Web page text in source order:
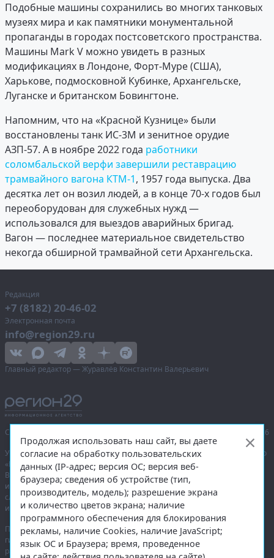
Подобные машины сохранились во многих танковых
музеях мира и как памятники монументальной
пропаганды в городах постсоветского пространства.
Машины Mark V можно увидеть в разных
модификациях в Лондоне, Форт-Муре (США),
Харькове, подмосковной Кубинке, Архангельске,
Луганске и британском Бовингтоне.
Напомним, что на «Красной Кузнице» были
восстановлены танк ИС-3М и зенитное орудие
АЗП-57. А в ноябре 2022 года работники
соломбальской верфи завершили реставрацию
трамвайного вагона КТМ-1, 1957 года выпуска. Два
десятка лет он возил людей, а в конце 70-х годов был
переоборудован для служебных нужд —
использовался для выездов аварийных бригад.
Вагон — последнее материальное свидетельство
некогда обширной трамвайной сети Архангельска.
Редакция
+7 (8182) 20-46-02
Электронная почта
info@region29.ru
Главный редактор — Журавлёв Константин Валерьевич
Сетевое издание «Информационное агентство Регион 29»,
© 2016–2026
Учредитель — общество с ограниченной ответственностью «Агентство
«Правда Севера».
Выписка из реестра зарегистрированных средств массовой
информации:ЭЛ № ФС 77-74226 от 09.11.2018 выдано Федеральной
службой по надзору в сфере связи, информационных технологий
и массовых коммуникаций (Роскомнадзор).
При полном или частичном использовании любых материалов
гиперссылка на region29.ruобязательна. Копирование материалов без
разрешения администрации сайта запрещено.
Продолжая использовать наш сайт, вы даете
согласие на обработку пользовательских
данных (IP-адрес; версия ОС; версия веб-
браузера; сведения об устройстве (тип,
производитель, модель); разрешение экрана
и количество цветов экрана; наличие
программного обеспечения для блокирования
рекламы, наличие Cookies, наличие JavaScript;
язык ОС и Браузера; время, проведенное